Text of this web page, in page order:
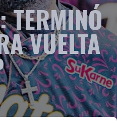
TERMINÓ
VUELTA